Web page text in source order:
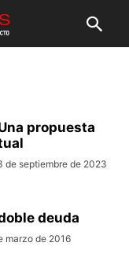
propuesta
de septiembre de 2023
deuda
marzo de 2016